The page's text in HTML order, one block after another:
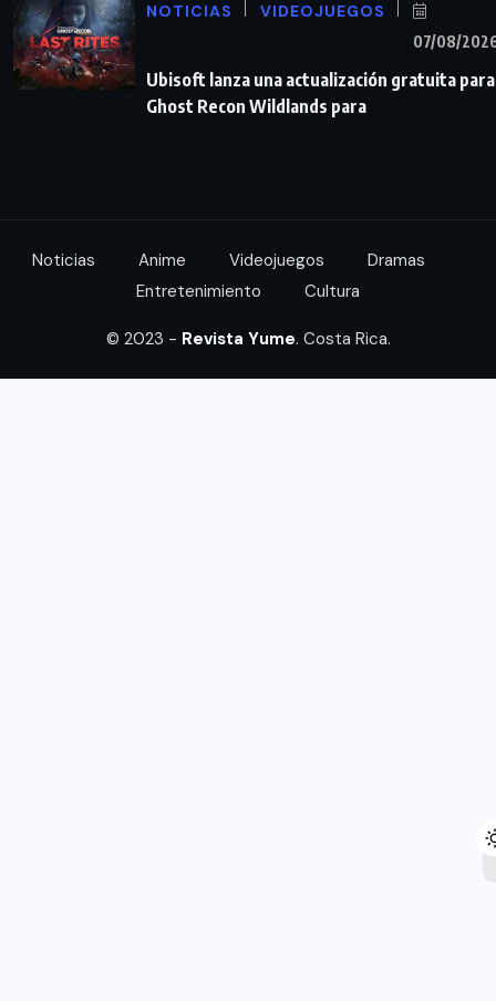
NOTICIAS VIDEOJUEGOS
07/08/
Ubisoft lanza una actualización gratuita para
Ghost Recon Wildlands para
Noticias Anime Videojuegos
Dramas
Entretenimiento
Cultura
© 2023 - Revista Yume. Costa Rica.